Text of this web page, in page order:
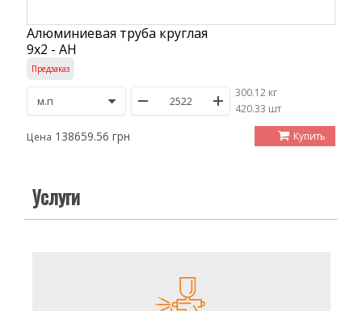
Алюминиевая труба круглая
9х2 - АН
Предзаказ
300.12 кг
/420.33 шт
Цена 138659.56 грн Купить
Услуги